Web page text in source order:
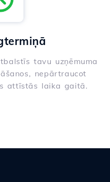
tavu uzņēmuma
nepārtraucot
attīstās laika gaitā.